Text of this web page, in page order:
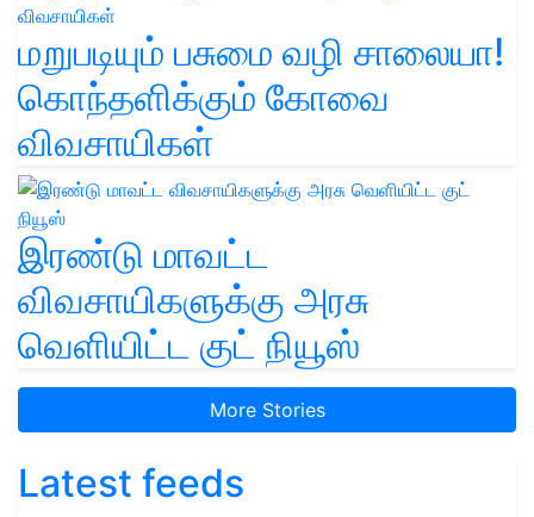
மறுபடியும் பசுமை வழி சாலையா!
கொந்தளிக்கும் கோவை
விவசாயிகள்
இரண்டு மாவட்ட
விவசாயிகளுக்கு அரசு
வெளியிட்ட குட் நியூஸ்
More Stories
Latest feeds